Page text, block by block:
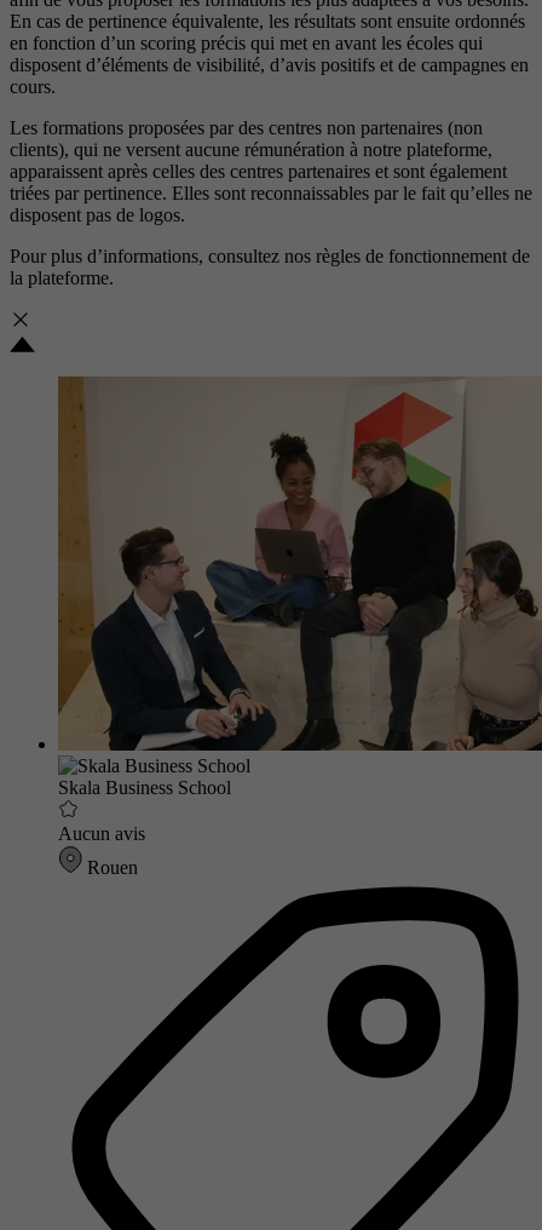
En cas de pertinence équivalente, les résultats sont ensuite ordonnés
en fonction d’un scoring précis qui met en avant les écoles qui
disposent d’éléments de visibilité, d’avis positifs et de campagnes en
cours.
Les formations proposées par des centres non partenaires (non
clients), qui ne versent aucune rémunération à notre plateforme,
apparaissent après celles des centres partenaires et sont également
triées par pertinence. Elles sont reconnaissables par le fait qu’elles ne
disposent pas de logos.
Pour plus d’informations, consultez nos règles de fonctionnement de
la plateforme.
Skala Business School
Aucun avis
Rouen